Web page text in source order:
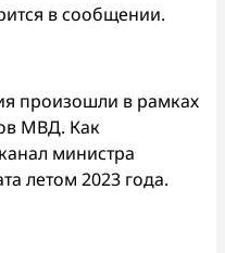
в сообщении.
произошли в рамках
МВД. Как
министра
летом 2023 года.